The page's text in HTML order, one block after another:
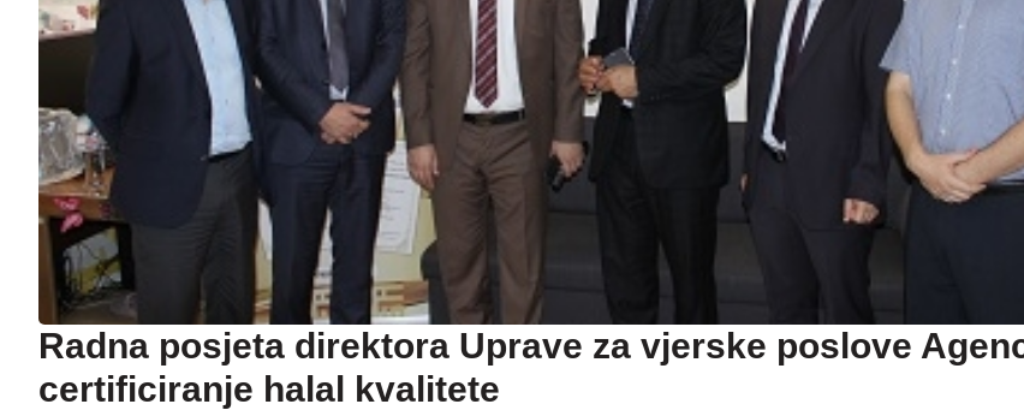
Radna posjeta direktora Uprave za vjerske poslove
certificiranje halal kvalitete